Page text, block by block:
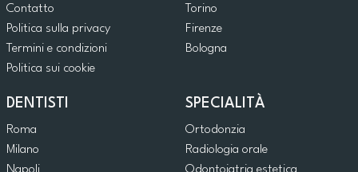
Contatto
Politica sulla privacy
Termini e condizioni
Politica sui cookie
Torino
Firenze
Bologna
DENTISTI
Roma
Milano
SPECIALITÀ
Ortodonzia
Radiologia orale